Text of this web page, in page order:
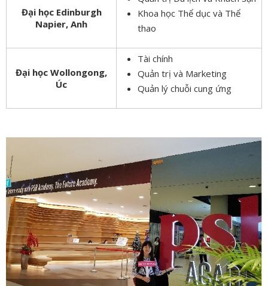
Đại học Edinburgh
Napier, Anh
Khoa học Thể dục và Thể
thao
Đại học Wollongong,
Úc
Tài chính
Quản trị và Marketing
Quản lý chuỗi cung ứng